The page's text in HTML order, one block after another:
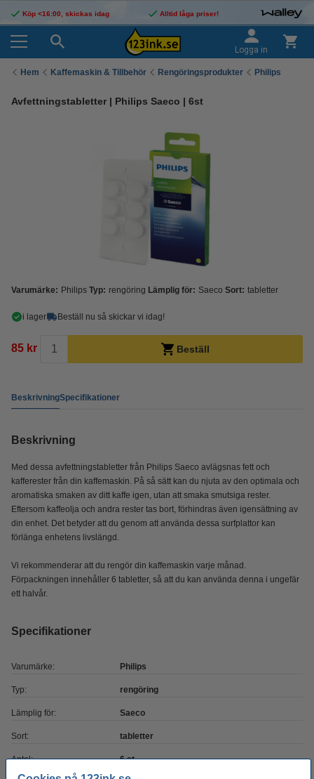
Köp <16:00, skickas idag Alltid låga priser!
Logga in
Hem Kaffemaskin & Tillbehör Rengöringsprodukter Philips
Avfettningstabletter | Philips Saeco | 6st
Varumärke: Philips Typ: rengöring Lämplig för: Saeco Sort: tabletter
i lager Beställ nu så skickar vi idag!
85 kr Beställ
BeskrivningSpecifikationer
Beskrivning
Med dessa avfettningstabletter från Philips Saeco avlägsnas fett och
kafferester från din kaffemaskin. På så sätt kan du njuta av den optimala och
aromatiska smaken av ditt kaffe igen, utan att smaka smutsiga rester.
Eftersom kaffeolja och andra rester tas bort, förhindras även igensättning av
din enhet. Det betyder att du genom att använda dessa surfplattor kan
förlänga enhetens livslängd.
Vi rekommenderar att du rengör din kaffemaskin varje månad.
Förpackningen innehåller 6 tabletter, så att du kan använda denna i ungefär
ett halvår.
Specifikationer
Varumärke: Philips
Typ: rengöring
Lämplig för: Saeco
Sort: tabletter
Antal: 6 st